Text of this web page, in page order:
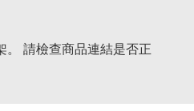
。 請檢查商品連結是否正